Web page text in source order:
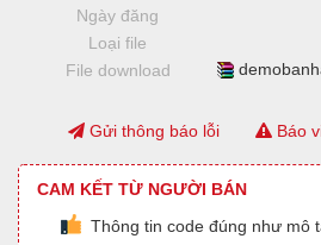
Ngày đăng
Loại file
File download
Gửi thông báo lỗi Báo
CAM KẾT TỪ NGƯỜI BÁN
Thông tin code đúng như mô